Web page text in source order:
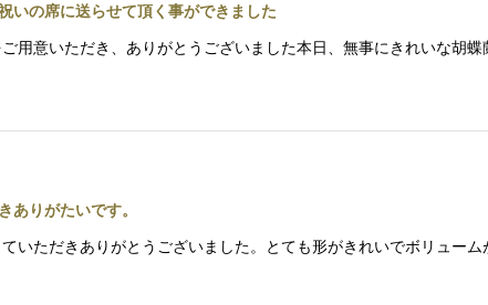
いの席に送らせて頂く事ができました
用意いただき、ありがとうございました本日、無事にきれいな胡
ありがたいです。
いただきありがとうございました。とても形がきれいでボリュー